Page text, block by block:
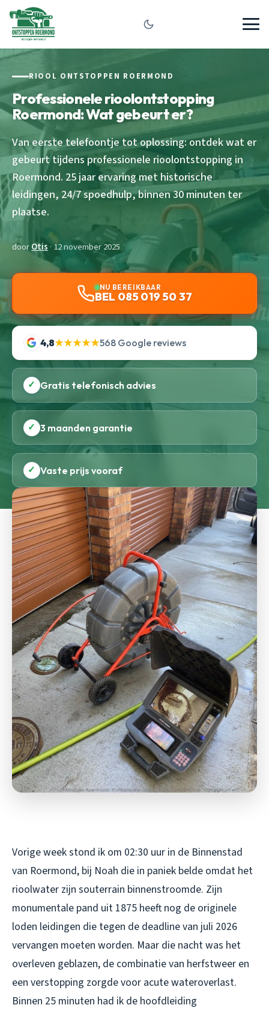
RIOOL ONTSTOPPEN ROERMOND
Professionele rioolontstopping
Roermond: Wat gebeurt er?
Van eerste telefoontje tot oplossing: ontdek wat er
gebeurt tijdens professionele rioolontstopping in
Roermond. 25 jaar ervaring met historische
leidingen, 24/7 spoedhulp, binnen 30 minuten ter
plaatse.
doorOtis · 12 november 2025
NU BEREIKBAAR
BEL 085 019 50 37
4,8★★★★★568 Google reviews
✓ Gratis telefonisch advies
✓ 3 maanden garantie
✓ Vaste prijs vooraf
Vorige week stond ik om 02:30 uur in de Binnenstad
van Roermond, bij Noah die in paniek belde omdat het
rioolwater zijn souterrain binnenstroomde. Zijn
monumentale pand uit 1875 heeft nog de originele
loden leidingen die tegen de deadline van juli 2026
vervangen moeten worden. Maar die nacht was het
overleven geblazen, de combinatie van herfstweer en
een verstopping zorgde voor acute wateroverlast.
Binnen 25 minuten had ik de hoofdleiding